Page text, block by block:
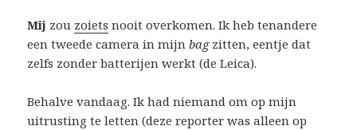
Mij zou zoiets nooit overkomen. Ik heb tenandere
een tweede camera in mijnbagzitten, eentje dat
zelfs zonder batterijen werkt (de Leica).
Behalve vandaag. Ik had niemand om op mijn
uitrusting te letten (deze reporter was alleen op